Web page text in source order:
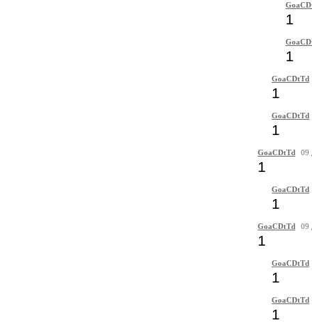
1
1
GoaCDtTd
1
GoaCDtTd
1
GoaCDtTd 09
1
GoaCDtTd
1
GoaCDtTd 09
1
GoaCDtTd
1
GoaCDtTd
1